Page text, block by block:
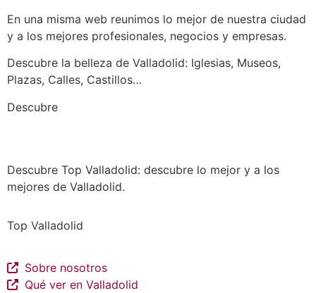
En una misma web reunimos lo mejor de nuestra ciudad
y a los mejores profesionales, negocios y empresas.
Descubre la belleza de Valladolid: Iglesias, Museos,
Plazas, Calles, Castillos…
Descubre
Descubre Top Valladolid: descubre lo mejor y a los
mejores de Valladolid.
Top Valladolid
Sobre nosotros
Qué ver en Valladolid